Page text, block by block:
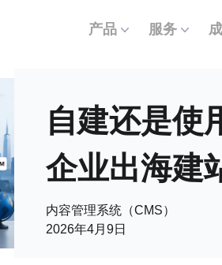
产品 服务
自建还是使
企业出海建
内容管理系统（CMS）
2026年4月9日